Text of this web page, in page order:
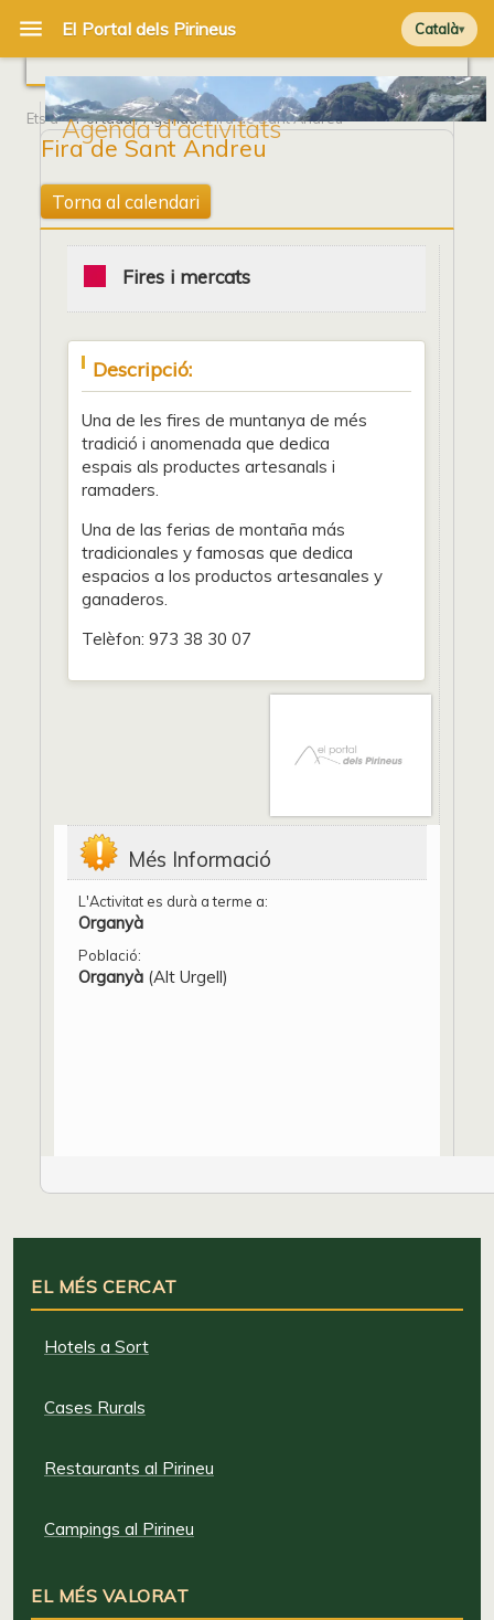
Català
Agenda d'activitats
Ets a Portada/Agenda/ Fira de Sant Andreu
Fira de Sant Andreu
Torna al calendari
Fires i mercats
Descripció:
Una de les fires de muntanya de més
tradició i anomenada que dedica
espais als productes artesanals i
ramaders.
Una de las ferias de montaña más
tradicionales y famosas que dedica
espacios a los productos artesanales y
ganaderos.
Telèfon: 973 38 30 07
Més Informació
L'Activitat es durà a terme a:
Organyà
Població:
Organyà (Alt Urgell)
EL MÉS CERCAT
Hotels a Sort
Cases Rurals
Restaurants al Pirineu
Campings al Pirineu
EL MÉS VALORAT